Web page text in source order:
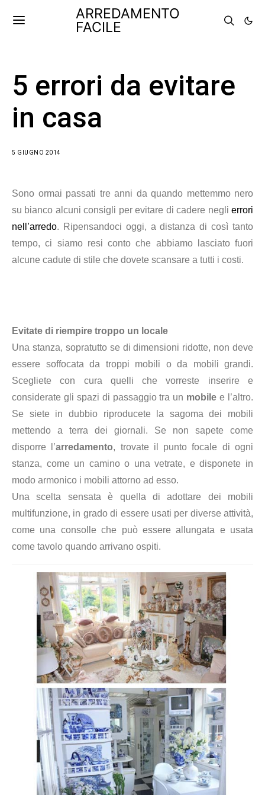
ARREDAMENTO
FACILE
5 errori da evitare
in casa
5 GIUGNO 2014
Sono ormai passati tre anni da quando mettemmo nero
su bianco alcuni consigli per evitare di cadere negli errori
nell’arredo. Ripensandoci oggi, a distanza di così tanto
tempo, ci siamo resi conto che abbiamo lasciato fuori
alcune cadute di stile che dovete scansare a tutti i costi.
Evitate di riempire troppo un locale
Una stanza, sopratutto se di dimensioni ridotte, non deve
essere soffocata da troppi mobili o da mobili grandi.
Scegliete con cura quelli che vorreste inserire e
considerate gli spazi di passaggio tra un mobilee l’altro.
Se siete in dubbio riproducete la sagoma dei mobili
mettendo a terra dei giornali. Se non sapete come
disporre l’arredamento, trovate il punto focale di ogni
stanza, come un camino o una vetrate, e disponete in
modo armonico i mobili attorno ad esso.
Una scelta sensata è quella di adottare dei mobili
multifunzione, in grado di essere usati per diverse attività,
come una consolle che può essere allungata e usata
come tavolo quando arrivano ospiti.